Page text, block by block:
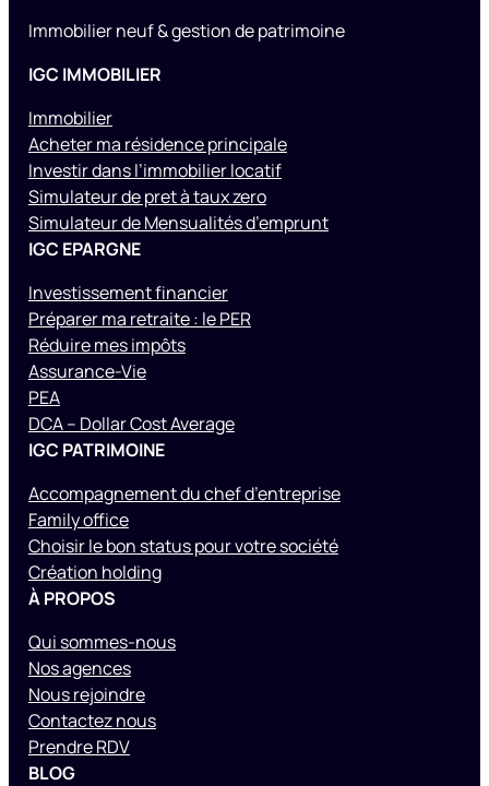
Immobilier neuf & gestion de patrimoine
IGC IMMOBILIER
Immobilier
Acheter ma résidence principale
Investir dans l’immobilier locatif
Simulateur de pret à taux zero
Simulateur de Mensualités d’emprunt
IGC EPARGNE
Investissement financier
Préparer ma retraite : le PER
Réduire mes impôts
Assurance-Vie
PEA
DCA – Dollar Cost Average
IGC PATRIMOINE
Accompagnement du chef d’entreprise
Family office
Choisir le bon status pour votre société
Création holding
À PROPOS
Qui sommes-nous
Nos agences
Nous rejoindre
Contactez nous
Prendre RDV
BLOG